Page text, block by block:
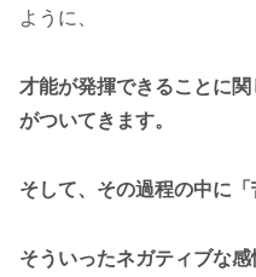
ように、
才能が発揮できることに
がついてきます。
そして、その過程の中に「
そういったネガティブな感